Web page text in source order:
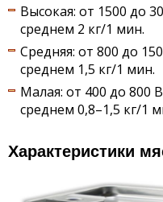
Высокая: от 1500 до
среднем 2 кг/1 мин.
Средняя: от 800 до
среднем 1,5 кг/1 мин.
Малая: от 400 до 800
среднем 0,8–1,5 кг/1
Характеристики